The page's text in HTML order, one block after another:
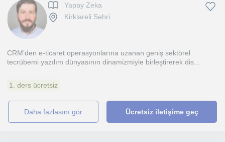
Yapay Zeka
Kirklareli Sehri
CRM’den e-ticaret operasyonlarına uzanan geniş sektörel
tecrübemi yazılım dünyasının dinamizmiyle birleştirerek dis...
1. ders ücretsiz
daha fazlasını gör Ücretsiz iletişime geç